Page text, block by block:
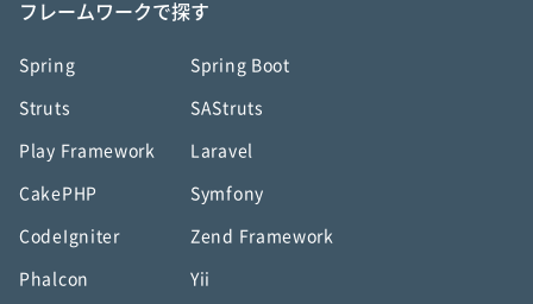
フレームワークで探す
Spring Spring Boot
Struts SAStruts
Play Framework Laravel
CakePHP Symfony
CodeIgniter Zend Framework
Phalcon Yii